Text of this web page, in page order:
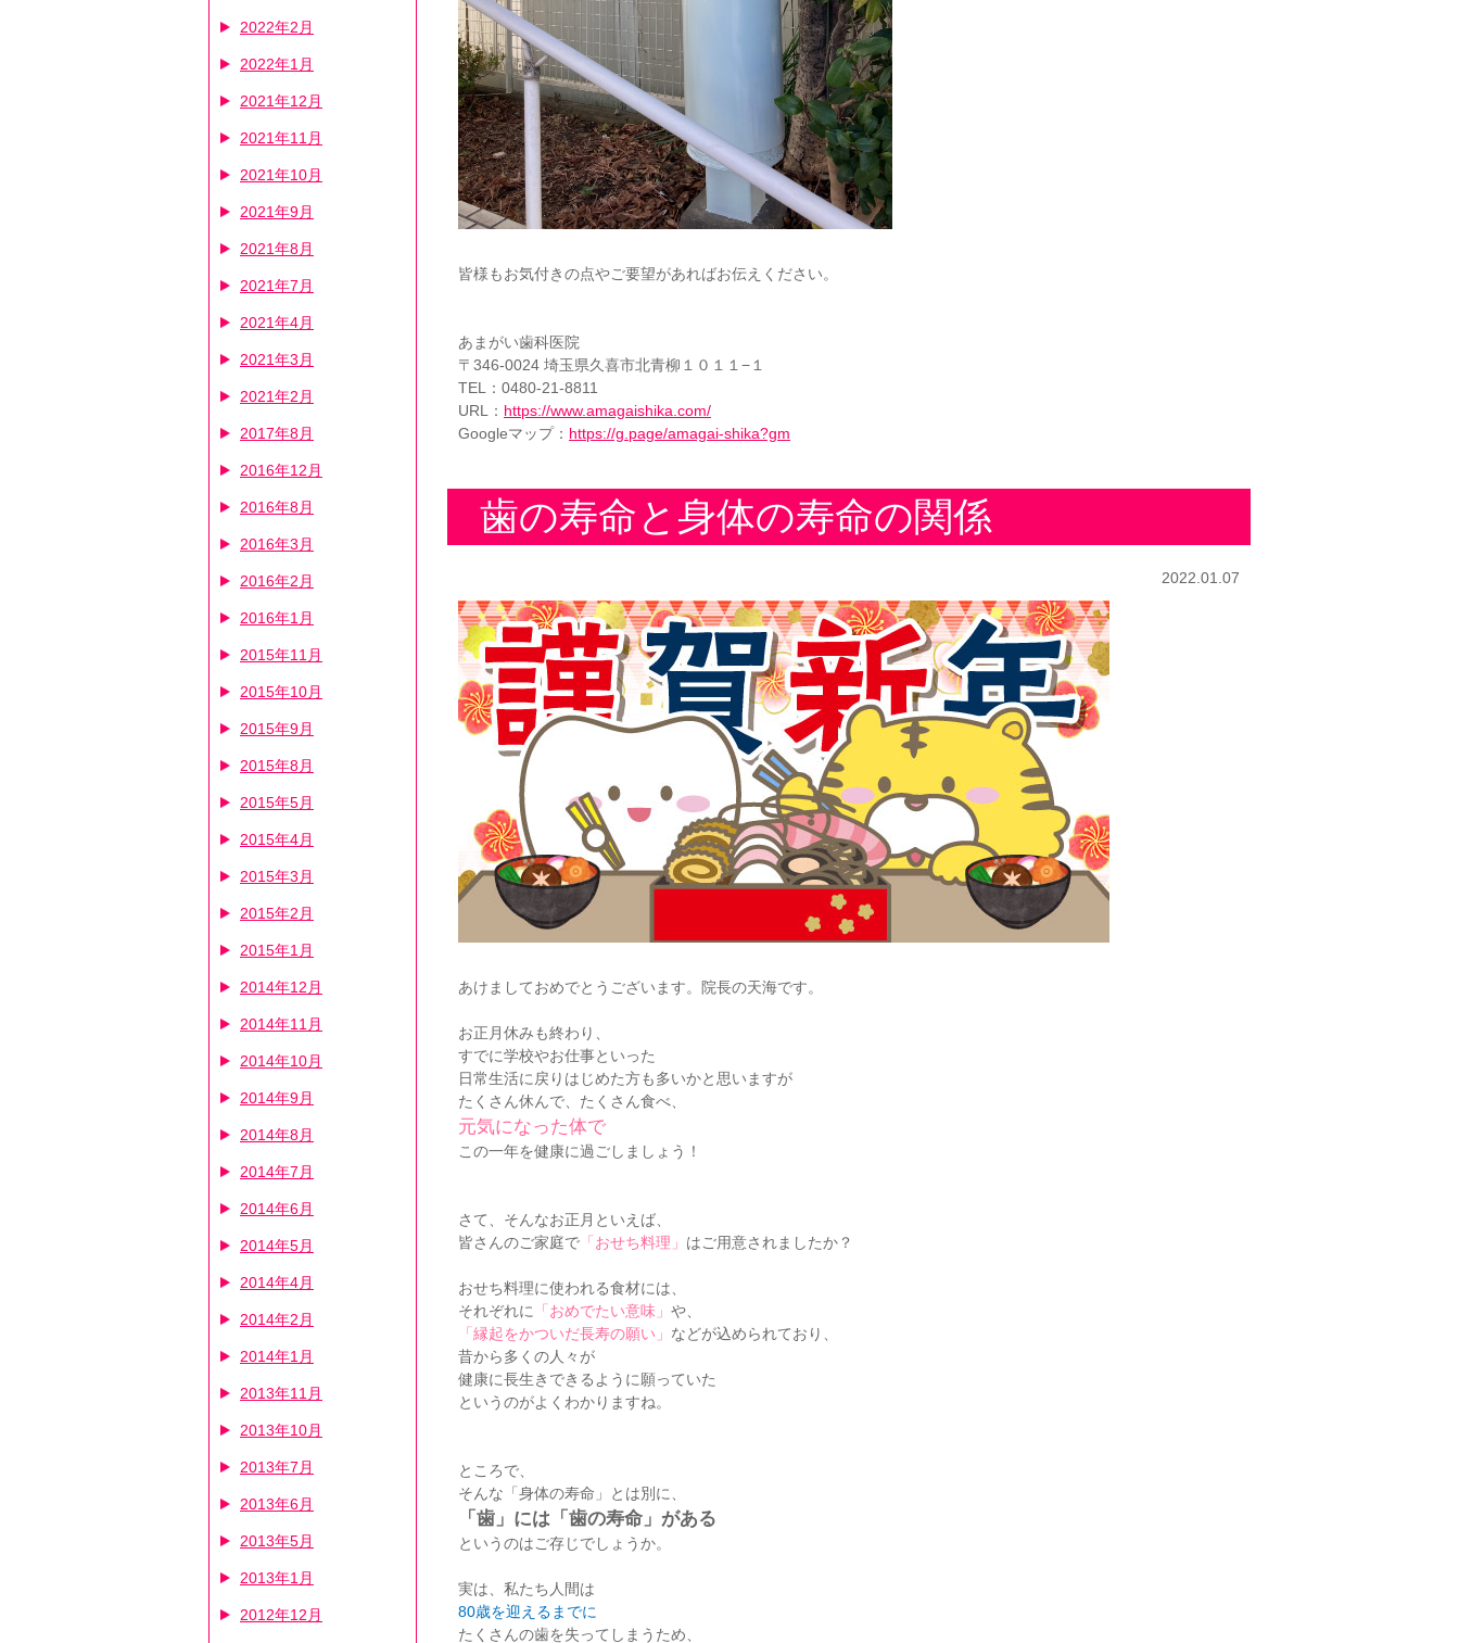
2022年2月
2022年1月
2021年12月
2021年11月
2021年10月
2021年9月
2021年8月
2021年7月
2021年4月
2021年3月
2021年2月
2017年8月
2016年12月
2016年8月
2016年3月
2016年2月
2016年1月
2015年11月
2015年10月
2015年9月
2015年8月
2015年5月
2015年4月
2015年3月
2015年2月
2015年1月
2014年12月
2014年11月
2014年10月
2014年9月
2014年8月
2014年7月
2014年6月
2014年5月
2014年4月
2014年2月
2014年1月
2013年11月
2013年10月
2013年7月
2013年6月
2013年5月
2013年1月
2012年12月
皆様もお気付きの点やご要望があればお伝えください。
あまがい歯科医院
〒346-0024 埼玉県久喜市北青柳１０１１−１
TEL：0480-21-8811
URL： https://www.amagaishika.com/
Googleマップ： https://g.page/amagai-shika?gm
歯の寿命と身体の寿命の関係
2022.01.07
あけましておめでとうございます。院長の天海です。
お正月休みも終わり、
すでに学校やお仕事といった
日常生活に戻りはじめた方も多いかと思いますが
たくさん休んで、たくさん食べ、
元気になった体で
この一年を健康に過ごしましょう！
さて、そんなお正月といえば、
皆さんのご家庭で 「おせち料理」 はご用意されましたか？
おせち料理に使われる食材には、
それぞれに
「おめでたい意味」 や、
「縁起をかついだ長寿の願い」 などが込められており、
昔から多くの人々が
健康に長生きできるように願っていた
というのがよくわかりますね。
ところで、
そんな「身体の寿命」とは別に、
「歯」には「歯の寿命」がある
というのはご存じでしょうか。
実は、私たち人間は
80歳を迎えるまでに
たくさんの歯を失ってしまうため、